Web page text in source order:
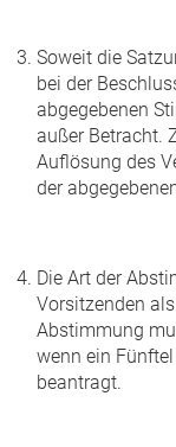
Soweit die
bei der
abgegebenen
außer Betracht.
Auflösung des
der
Die Art der
Vorsitzenden
Abstimmung
wenn ein
beantragt.